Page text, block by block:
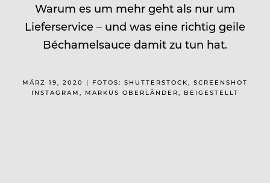
Warum es um mehr geht als nur um
Lieferservice – und was eine richtig geile
Béchamelsauce damit zu tun hat.
MÄRZ 19, 2020 | FOTOS: SHUTTERSTOCK, SCREENSHOT
INSTAGRAM, MARKUS OBERLÄNDER, BEIGESTELLT